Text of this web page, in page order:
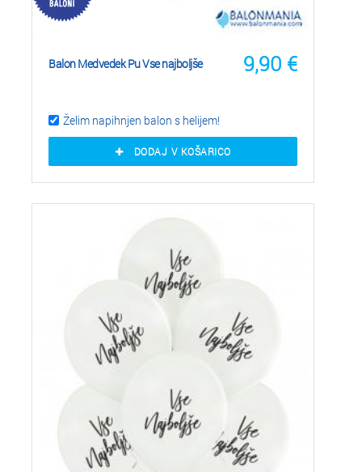
9,90 €
Balon Medvedek Pu Vse najboljše
Želim napihnjen balon s helijem!
DODAJ V KOŠARICO